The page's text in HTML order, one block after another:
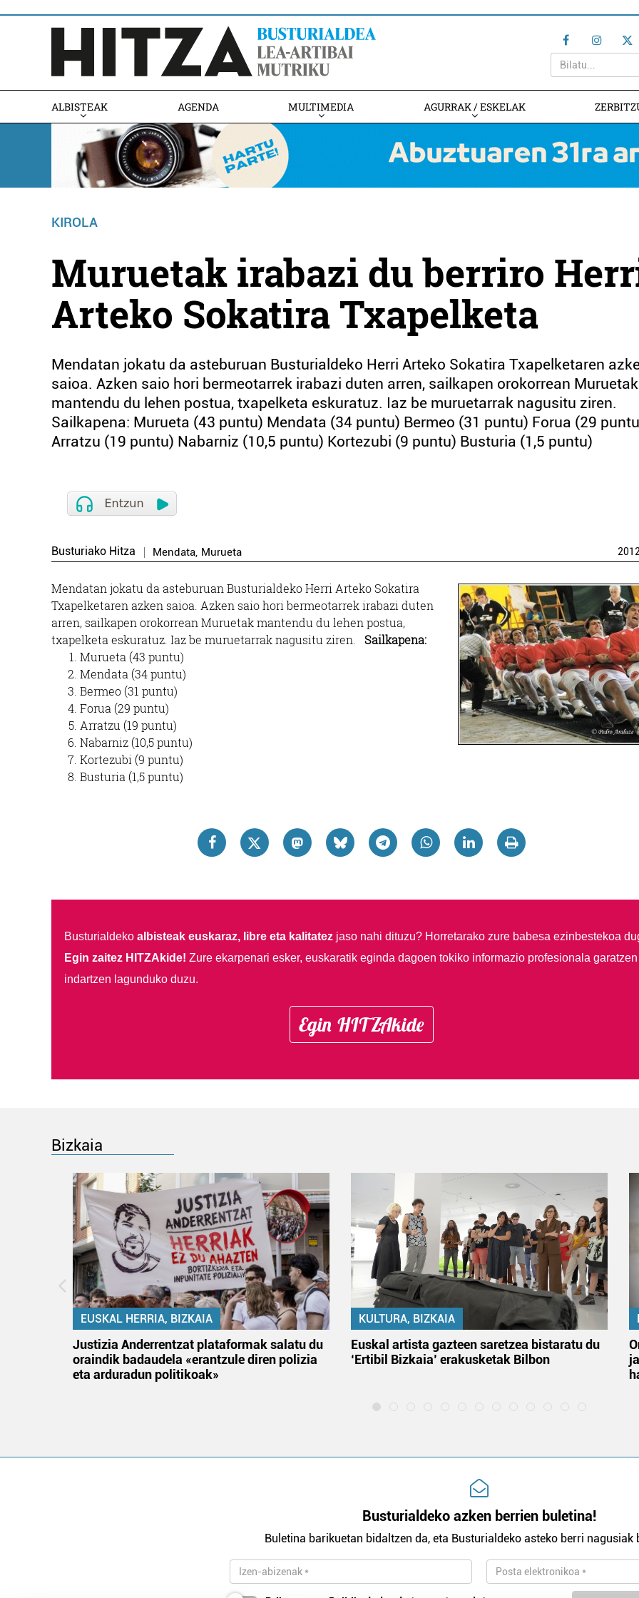
ALBISTEAK AGENDA MULTIMEDIA AGURRAK / ESKELAK
KIROLA
Muruetak irabazi du berriro
Arteko Sokatira Txapelketa
Mendatan jokatu da asteburuan Busturialdeko Herri Arteko Sokatira Txapelketaren
saioa. Azken saio hori bermeotarrek irabazi duten arren, sailkapen orokorrean Muruetak
mantendu du lehen postua, txapelketa eskuratuz. Iaz be muruetarrak nagusitu ziren.
Sailkapena: Murueta (43 puntu) Mendata (34 puntu) Bermeo (31 puntu) Forua (29
Arratzu (19 puntu) Nabarniz (10,5 puntu) Kortezubi (9 puntu) Busturia (1,5 puntu)
Busturiako Hitza Mendata, Murueta 2012
Mendatan jokatu da asteburuan Busturialdeko Herri Arteko Sokatira
Txapelketaren azken saioa. Azken saio hori bermeotarrek irabazi duten
arren, sailkapen orokorrean Muruetak mantendu du lehen postua,
txapelketa eskuratuz. Iaz be muruetarrak nagusitu ziren. Sailkapena:
Murueta (43 puntu)
Mendata (34 puntu)
Bermeo (31 puntu)
Forua (29 puntu)
Arratzu (19 puntu)
Nabarniz (10,5 puntu)
Kortezubi (9 puntu)
Busturia (1,5 puntu)
Busturialdeko albisteak euskaraz, libre eta kalitatezjaso nahi dituzu? Horretarako zure babesa ezinbestekoa
Egin zaitez HITZAkide! Zure ekarpenari esker, euskaratik eginda dagoen tokiko informazio profesionala garatzen
indartzen lagunduko duzu.
Egin HITZAkide
Bizkaia
EUSKAL HERRIA, BIZKAIA
Justizia Anderrentzat plataformak salatu du
oraindik badaudela «erantzule diren polizia
eta arduradun politikoak»
KULTURA, BIZKAIA
Euskal artista gazteen saretzea bistaratu du
‘Ertibil Bizkaia’ erakusketak Bilbon
Busturialdeko azken berrien buletina!
Buletina barikuetan bidaltzen da, eta Busturialdeko asteko berri nagusiak